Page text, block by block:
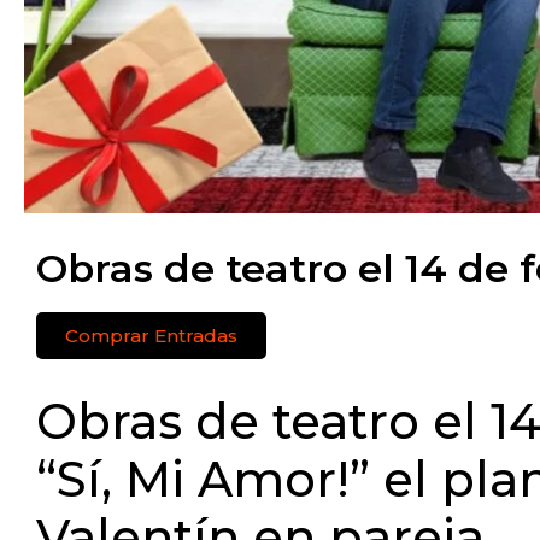
Obras de teatro el 14 de
Comprar Entradas
Obras de teatro el
“Sí, Mi Amor!” el